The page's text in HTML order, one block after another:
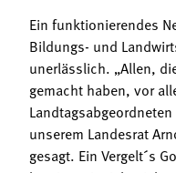
Ein funktionierendes
Bildungs- und
unerlässlich. „Allen,
gemacht haben, vor
unserem Landesrat
gesagt. Ein Vergelt´s